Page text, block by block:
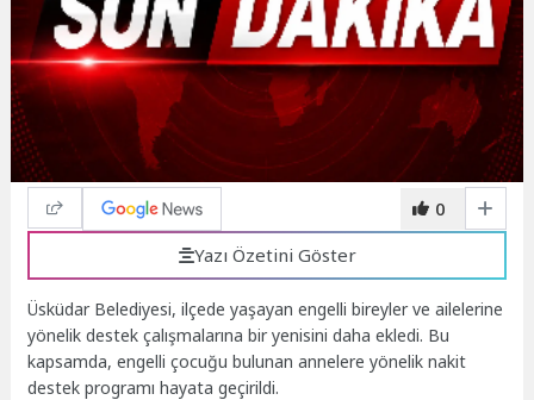
0
Yazı Özetini Göster
Üsküdar Belediyesi, ilçede yaşayan engelli bireyler ve ailelerine
yönelik destek çalışmalarına bir yenisini daha ekledi. Bu
kapsamda, engelli çocuğu bulunan annelere yönelik nakit
destek programı hayata geçirildi.